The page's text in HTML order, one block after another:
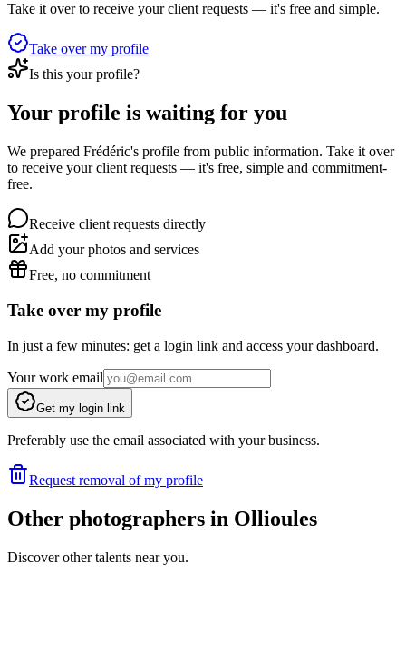
Take it over to receive your client requests — it's free and simple.
Take over my profile
Is this your profile?
Your profile is waiting for you
We prepared Frédéric's profile from public information. Take it over
to receive your client requests — it's free, simple and commitment-
free.
Receive client requests directly
Add your photos and services
Free, no commitment
Take over my profile
In just a few minutes: get a login link and access your dashboard.
Your work email
Get my login link
Preferably use the email associated with your business.
Request removal of my profile
Other photographers in Ollioules
Discover other talents near you.